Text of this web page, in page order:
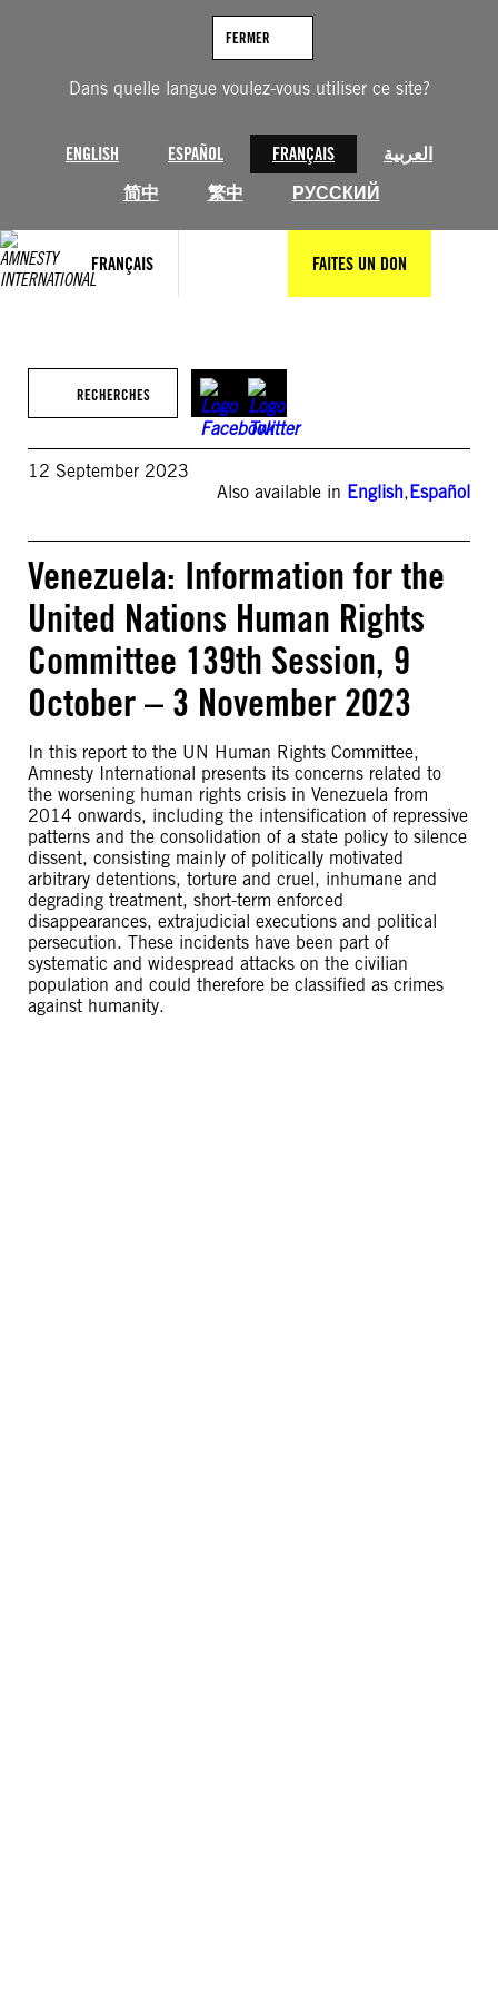
Dans quelle langue voulez-vous utiliser ce site?
ENGLISH ESPAÑOL FRANÇAIS
العربية
简中
繁中 РУССКИЙ
FERMER
FRANÇAIS FAITES UN DON
RECHERCHES
12 September 2023
Also available in English,Español
Venezuela: Information for the
United Nations Human Rights
Committee 139th Session, 9
October – 3 November 2023
In this report to the UN Human Rights Committee,
Amnesty International presents its concerns related to
the worsening human rights crisis in Venezuela from
2014 onwards, including the intensification of repressive
patterns and the consolidation of a state policy to silence
dissent, consisting mainly of politically motivated
arbitrary detentions, torture and cruel, inhumane and
degrading treatment, short-term enforced
disappearances, extrajudicial executions and political
persecution. These incidents have been part of
systematic and widespread attacks on the civilian
population and could therefore be classified as crimes
against humanity.